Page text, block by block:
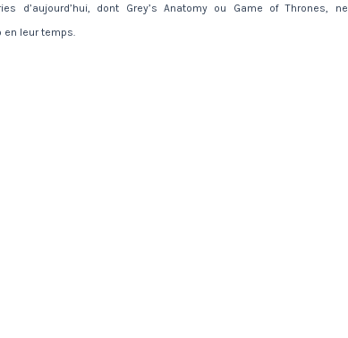
d’aujourd’hui, dont Grey’s Anatomy ou Game of Thrones, ne
leur temps.